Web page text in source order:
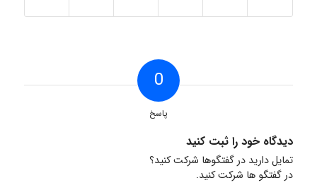
0
پاسخ
دیدگاه خود را ثبت کنید
تمایل دارید در گفتگوها شرکت کنید؟
در گفتگو ها شرکت کنید.